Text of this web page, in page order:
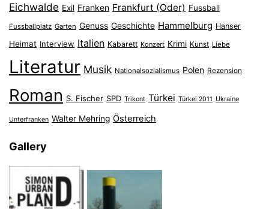
Eichwalde Exil Franken Frankfurt (Oder) Fussball
Fussballplatz Garten Genuss Geschichte Hammelburg Hanser
Heimat Interview Italien Kabarett Konzert Krimi Kunst Liebe
Literatur Musik Nationalsozialismus Polen Rezension
Roman S. Fischer SPD Trikont Türkei Türkei 2011 Ukraine
Unterfranken Walter Mehring Österreich
Gallery